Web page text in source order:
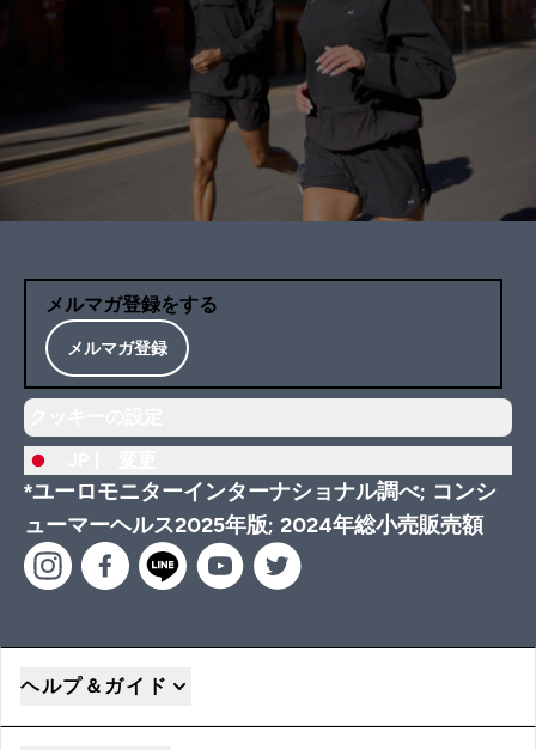
メルマガ登録をする
メルマガ登録
*ユーロモニターインターナショナル調べ; コンシ
ューマーヘルス2025年版; 2024年総小売販売額
ヘルプ＆ガイド